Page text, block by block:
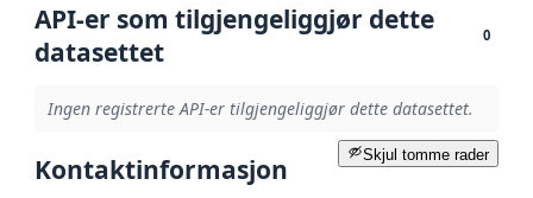
API-er som tilgjengeliggjør dette
datasettet
0
Ingen registrerte API-er tilgjengeliggjør dette datasettet.
Skjul tomme rader
Kontaktinformasjon